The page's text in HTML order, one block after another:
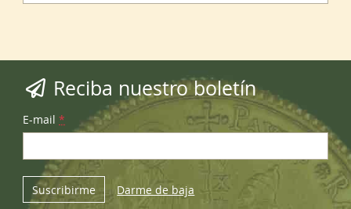
Reciba nuestro boletín
E-mail *
Suscribirme Darme de baja